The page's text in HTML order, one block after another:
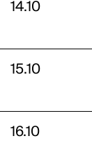
14.10
15.10
16.10